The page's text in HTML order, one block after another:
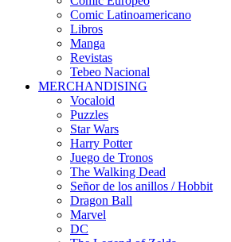
Comic Latinoamericano
Libros
Manga
Revistas
Tebeo Nacional
MERCHANDISING
Vocaloid
Puzzles
Star Wars
Harry Potter
Juego de Tronos
The Walking Dead
Señor de los anillos / Hobbit
Dragon Ball
Marvel
DC